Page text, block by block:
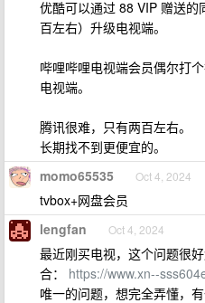
优酷可以通过 88 VIP 赠送
百左右）升级电视端。
哔哩哔哩电视端会员偶尔打
电视端。
腾讯很难，只有两百左右。
长期找不到更便宜的。
momo65535 Oct 4, 2024
tvbox+网盘会员
lengfan Oct 4, 2024
最近刚买电视，这个问题很
合： https://www.xn--
唯一的问题，想完全弄懂，